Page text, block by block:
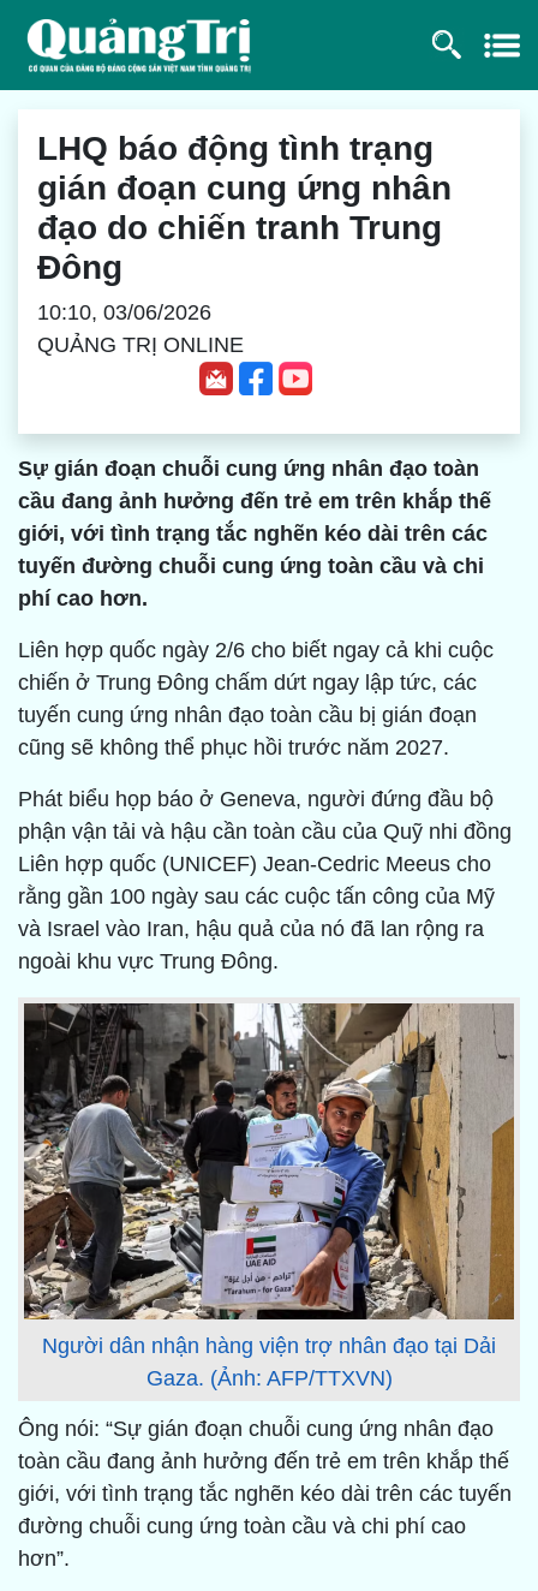
LHQ báo động tình trạng
gián đoạn cung ứng nhân
đạo do chiến tranh Trung
Đông
10:10, 03/06/2026
QUẢNG TRỊ ONLINE
Sự gián đoạn chuỗi cung ứng nhân đạo toàn
cầu đang ảnh hưởng đến trẻ em trên khắp thế
giới, với tình trạng tắc nghẽn kéo dài trên các
tuyến đường chuỗi cung ứng toàn cầu và chi
phí cao hơn.
Liên hợp quốc ngày 2/6 cho biết ngay cả khi cuộc
chiến ở Trung Đông chấm dứt ngay lập tức, các
tuyến cung ứng nhân đạo toàn cầu bị gián đoạn
cũng sẽ không thể phục hồi trước năm 2027.
Phát biểu họp báo ở Geneva, người đứng đầu bộ
phận vận tải và hậu cần toàn cầu của Quỹ nhi đồng
Liên hợp quốc (UNICEF) Jean-Cedric Meeus cho
rằng gần 100 ngày sau các cuộc tấn công của Mỹ
và Israel vào Iran, hậu quả của nó đã lan rộng ra
ngoài khu vực Trung Đông.
Người dân nhận hàng viện trợ nhân đạo tại Dải
Gaza. (Ảnh: AFP/TTXVN)
Ông nói: “Sự gián đoạn chuỗi cung ứng nhân đạo
toàn cầu đang ảnh hưởng đến trẻ em trên khắp thế
giới, với tình trạng tắc nghẽn kéo dài trên các tuyến
đường chuỗi cung ứng toàn cầu và chi phí cao
hơn”.